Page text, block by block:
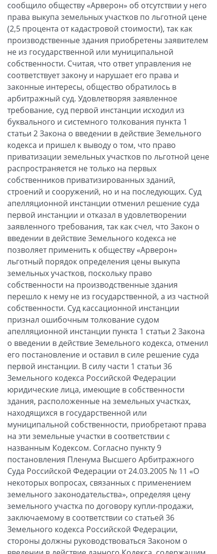
сообщило обществу «Арверон» об отсутствии у него
права выкупа земельных участков по льготной цене
(2,5 процента от кадастровой стоимости), так как
производственные здания приобретены заявителем
не из государственной или муниципальной
собственности. Считая, что ответ управления не
соответствует закону и нарушает его права и
законные интересы, общество обратилось в
арбитражный суд. Удовлетворяя заявленное
требование, суд первой инстанции исходил из
буквального и системного толкования пункта 1
статьи 2 Закона о введении в действие Земельного
кодекса и пришел к выводу о том, что право
приватизации земельных участков по льготной цене
распространяется не только на первых
собственников приватизированных зданий,
строений и сооружений, но и на последующих. Суд
апелляционной инстанции отменил решение суда
первой инстанции и отказал в удовлетворении
заявленного требования, так как счел, что Закон о
введении в действие Земельного кодекса не
позволяет применить к обществу «Арверон»
льготный порядок определения цены выкупа
земельных участков, поскольку право
собственности на производственные здания
перешло к нему не из государственной, а из частной
собственности. Суд кассационной инстанции
признал ошибочным толкование судом
апелляционной инстанции пункта 1 статьи 2 Закона
о введении в действие Земельного кодекса, отменил
его постановление и оставил в силе решение суда
первой инстанции. В силу части 1 статьи 36
Земельного кодекса Российской Федерации
юридические лица, имеющие в собственности
здания, расположенные на земельных участках,
находящихся в государственной или
муниципальной собственности, приобретают права
на эти земельные участки в соответствии с
названным Кодексом. Согласно пункту 9
постановления Пленума Высшего Арбитражного
Суда Российской Федерации от 24.03.2005 № 11 «О
некоторых вопросах, связанных с применением
земельного законодательства», определяя цену
земельного участка по договору купли-продажи,
заключаемому в соответствии со статьей 36
Земельного кодекса Российской Федерации,
стороны должны руководствоваться Законом о